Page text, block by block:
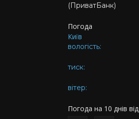
(ПриватБанк)
Погода
Київ
вологість:
тиск:
вітер:
Погода на 10 днів від